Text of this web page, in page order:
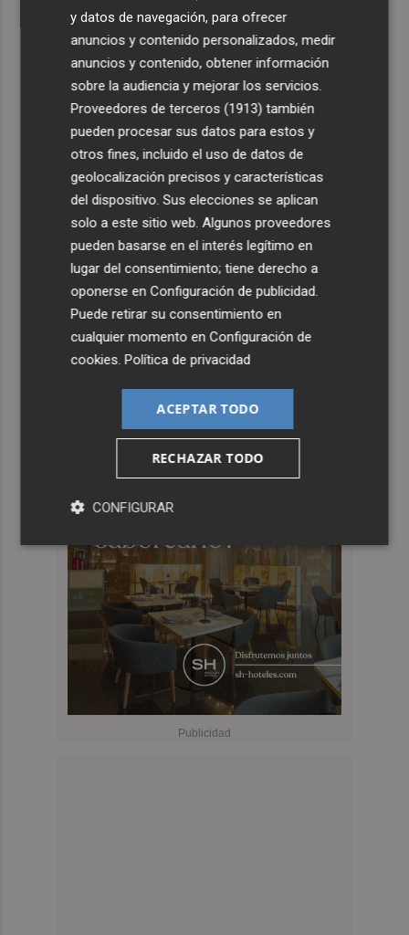
y datos de navegación, para ofrecer
anuncios y contenido personalizados, medir
anuncios y contenido, obtener información
sobre la audiencia y mejorar los servicios.
Proveedores de terceros (1913) también
pueden procesar sus datos para estos y
otros fines, incluido el uso de datos de
geolocalización precisos y características
del dispositivo. Sus elecciones se aplican
solo a este sitio web. Algunos proveedores
pueden basarse en el interés legítimo en
lugar del consentimiento; tiene derecho a
oponerse enConfiguración de publicidad
Puede retirar su consentimiento en
cualquier momento enConfiguración de
cookies .Política de privacidad
ACEPTAR TODO
RECHAZAR TODO
CONFIGURAR